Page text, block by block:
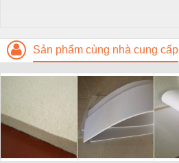
Sản phẩm cùng nhà cung cấp